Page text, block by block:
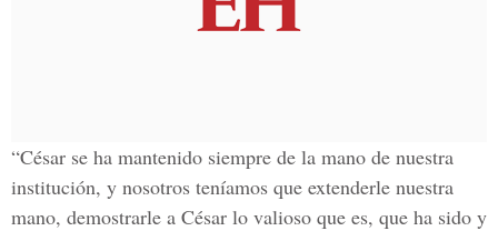
“César se ha mantenido siempre de la mano de nuestra
institución, y nosotros teníamos que extenderle nuestra
mano, demostrarle a César lo valioso que es, que ha sido y